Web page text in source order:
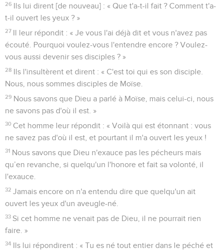
26 Ils lui dirent [de nouveau] : « Que t'a-t-il fait ? Comment t'a-
t-il ouvert les yeux ? »
27 Il leur répondit : « Je vous l'ai déjà dit et vous n'avez pas
écouté. Pourquoi voulez-vous l'entendre encore ? Voulez-
vous aussi devenir ses disciples ? »
28 Ils l'insultèrent et dirent : « C'est toi qui es son disciple.
Nous, nous sommes disciples de Moïse.
29 Nous savons que Dieu a parlé à Moïse, mais celui-ci, nous
ne savons pas d'où il est. »
30 Cet homme leur répondit : « Voilà qui est étonnant : vous
ne savez pas d'où il est, et pourtant il m'a ouvert les yeux !
31 Nous savons que Dieu n'exauce pas les pécheurs mais
qu’en revanche, si quelqu'un l'honore et fait sa volonté, il
l'exauce.
32 Jamais encore on n'a entendu dire que quelqu'un ait
ouvert les yeux d'un aveugle-né.
33 Si cet homme ne venait pas de Dieu, il ne pourrait rien
faire. »
34 Ils lui répondirent : « Tu es né tout entier dans le péché et